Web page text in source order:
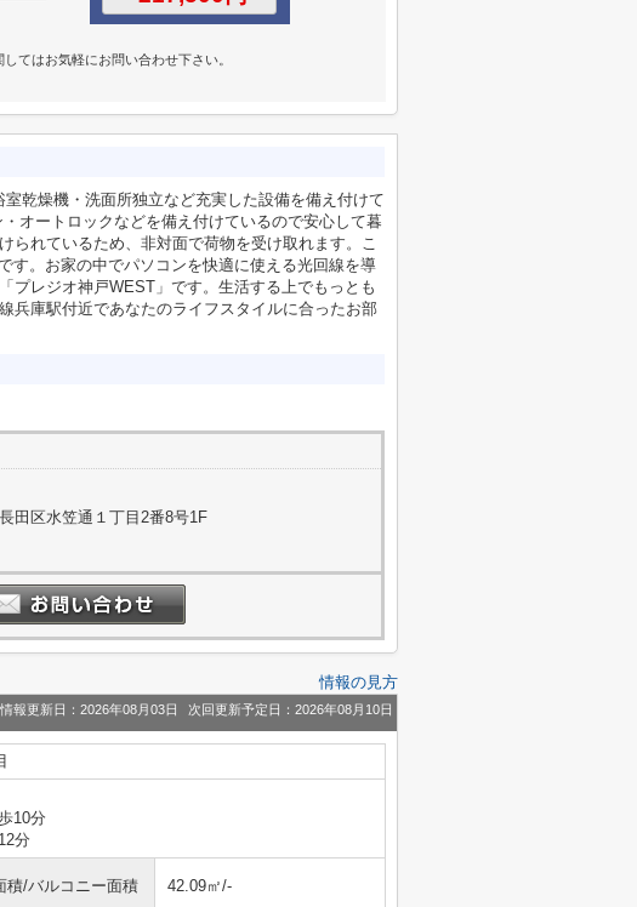
てはお気軽にお問い合わせ下さい。
乾燥機・洗面所独立など充実した設備を備え付けて
オートロックなどを備え付けているので安心して暮
られているため、非対面で荷物を受け取れます。こ
す。お家の中でパソコンを快適に使える光回線を導
プレジオ神戸WEST」です。生活する上でもっとも
兵庫駅付近であなたのライフスタイルに合ったお部
田区水笠通１丁目2番8号1F
情報の見方
情報更新日：2026年08月03日 次回更新予定日：2026年08月10日
10分
分
積/バルコニー面積 42.09㎡/-